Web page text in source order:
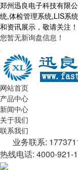
郑州迅良电子科技有限
统,体检管理系统,LIS系
和资讯展示，敬请关注！
您暂无新询盘信息！
网站首页
产品中心
新闻中心
关于我们
联系我们
业务联系:
热线电话: 4000-921-